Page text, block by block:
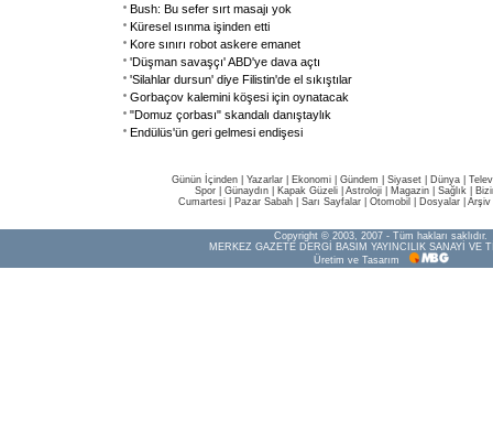
Bush: Bu sefer sırt masajı yok
Küresel ısınma işinden etti
Kore sınırı robot askere emanet
'Düşman savaşçı' ABD'ye dava açtı
'Silahlar dursun' diye Filistin'de el sıkıştılar
Gorbaçov kalemini köşesi için oynatacak
"Domuz çorbası" skandalı danıştaylık
Endülüs'ün geri gelmesi endişesi
Günün İçinden Yazarlar Ekonomi Gündem Siyaset Dünya |
Spor
Günaydın Kapak Güzeli Astroloji Magazin Sağlık
Cumartesi
Pazar Sabah Sarı Sayfalar Otomobil Dosyalar Arşiv
Copyright © 2003, 2007 - Tüm hakları saklıdır.
MERKEZ GAZETE DERGİ BASIM YAYINCILIK SANAYİ VE
Üretim ve Tasarım